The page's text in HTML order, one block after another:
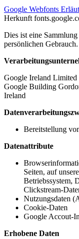
Google Webfonts
Herkunft
Dies ist eine
persönlichen Gebrauch.
Google Ireland Limited
Google Building
Ireland
Bereitstellung
Datenattribute
Seiten, auf
Betriebssystem,
Clickstream-
Nutzungsdaten
Cookie-Daten
Google Accout-
Erhobene Daten